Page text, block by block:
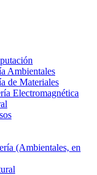
Ambientales
de Materiales
Electromagnética
(Ambientales, en